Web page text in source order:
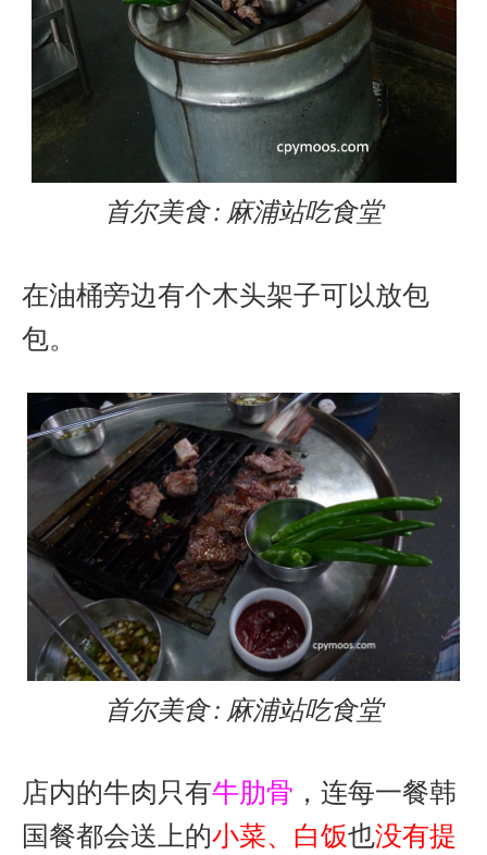
首尔美食 : 麻浦站吃食堂
在油桶旁边有个木头架子可以放包
包。
首尔美食 : 麻浦站吃食堂
店内的牛肉只有牛肋骨 ，连每一餐韩
国餐都会送上的小菜、白饭也没有提